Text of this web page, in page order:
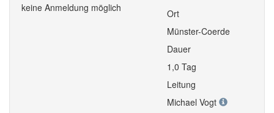
keine Anmeldung möglich
Ort
Münster-Coerde
Dauer
1,0 Tag
Leitung
Michael Vogt